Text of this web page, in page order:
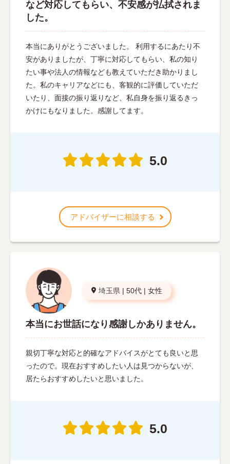
など対応してもらい、不安感が払拭されま
した。
本当にありがとうございました。 利用するにあたり不
安がありましたが、丁寧に対応してもらい、私の知り
たい事や法人の情報なども教えていただき助かりまし
た。私のキャリアなどにも、客観的に評価していただ
いたり、面接の振り返りなど、私自身を振り返るきっ
かけにもなりました。感謝してます。
5.0
アドバイザーに相談する
埼玉県 | 50代 | 女性
本当にお世話になり感謝しかありません。
親切丁寧な対応と的確なアドバイスがとても良いと思
ったので。現在おすすめしたい人は見つからないが、
居たらおすすめしたいと思いました。
5.0